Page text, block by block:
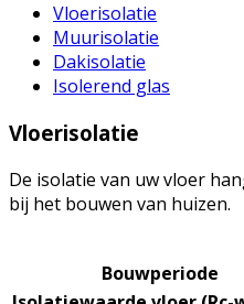
Vloerisolatie
Muurisolatie
Dakisolatie
Isolerend glas
Vloerisolatie
De isolatie van uw vloer
bij het bouwen van huizen.
Bouwperiode